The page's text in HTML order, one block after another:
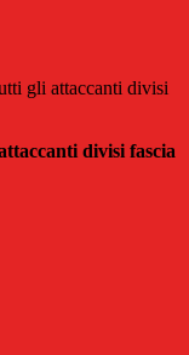
gli attaccanti divisi
divisi fascia